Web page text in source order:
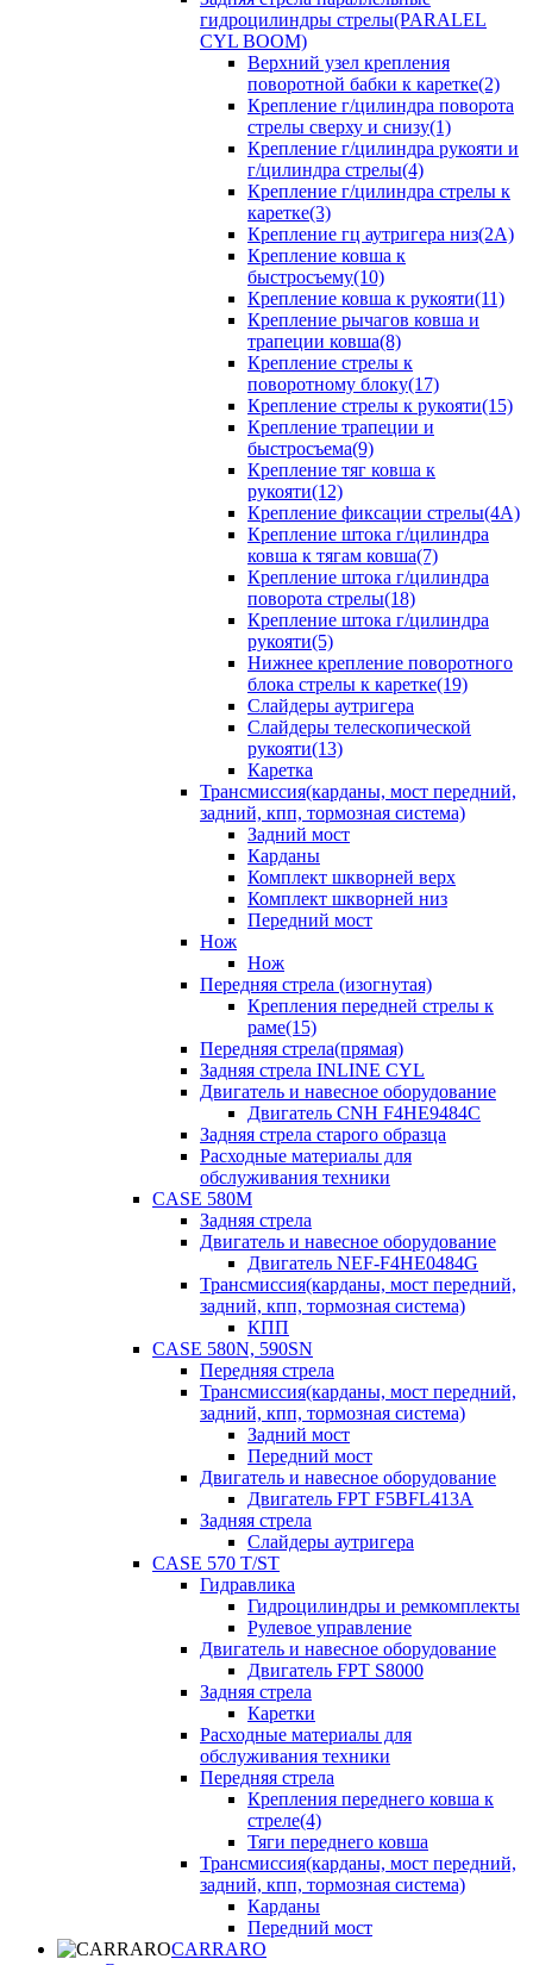
гидроцилиндры стрелы(PARALEL
CYL BOOM)
Верхний узел крепления
поворотной бабки к каретке(2)
Крепление г/цилиндра поворота
стрелы сверху и снизу(1)
Крепление г/цилиндра рукояти и
г/цилиндра стрелы(4)
Крепление г/цилиндра стрелы к
каретке(3)
Крепление гц аутригера низ(2А)
Крепление ковша к
быстросъему(10)
Крепление ковша к рукояти(11)
Крепление рычагов ковша и
трапеции ковша(8)
Крепление стрелы к
поворотному блоку(17)
Крепление стрелы к рукояти(15)
Крепление трапеции и
быстросъема(9)
Крепление тяг ковша к
рукояти(12)
Крепление фиксации стрелы(4A)
Крепление штока г/цилиндра
ковша к тягам ковша(7)
Крепление штока г/цилиндра
поворота стрелы(18)
Крепление штока г/цилиндра
рукояти(5)
Нижнее крепление поворотного
блока стрелы к каретке(19)
Слайдеры аутригера
Слайдеры телескопической
рукояти(13)
Каретка
Трансмиссия(карданы, мост передний,
задний, кпп, тормозная система)
Задний мост
Карданы
Комплект шкворней верх
Комплект шкворней низ
Передний мост
Нож
Нож
Передняя стрела (изогнутая)
Крепления передней стрелы к
раме(15)
Передняя стрела(прямая)
Задняя стрела INLINE CYL
Двигатель и навесное оборудование
Двигатель CNH F4HE9484C
Задняя стрела старого образца
Расходные материалы для
обслуживания техники
CASE 580M
Задняя стрела
Двигатель и навесное оборудование
Двигатель NEF-F4HE0484G
Трансмиссия(карданы, мост передний,
задний, кпп, тормозная система)
КПП
CASE 580N, 590SN
Передняя стрела
Трансмиссия(карданы, мост передний,
задний, кпп, тормозная система)
Задний мост
Передний мост
Двигатель и навесное оборудование
Двигатель FPT F5BFL413A
Задняя стрела
Слайдеры аутригера
CASE 570 T/ST
Гидравлика
Гидроцилиндры и ремкомплекты
Рулевое управление
Двигатель и навесное оборудование
Двигатель FPT S8000
Задняя стрела
Каретки
Расходные материалы для
обслуживания техники
Передняя стрела
Крепления переднего ковша к
стреле(4)
Тяги переднего ковша
Трансмиссия(карданы, мост передний,
задний, кпп, тормозная система)
Карданы
Передний мост
CARRARO